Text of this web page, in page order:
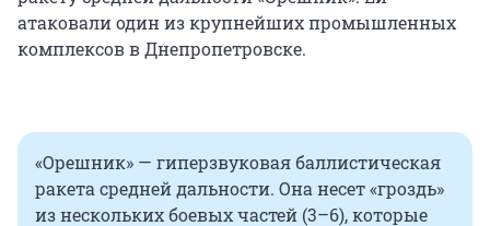
атаковали один из крупнейших промышленных
комплексов в Днепропетровске.
«Орешник» — гиперзвуковая баллистическая
ракета средней дальности. Она несет «гроздь»
из нескольких боевых частей (3–6), которые